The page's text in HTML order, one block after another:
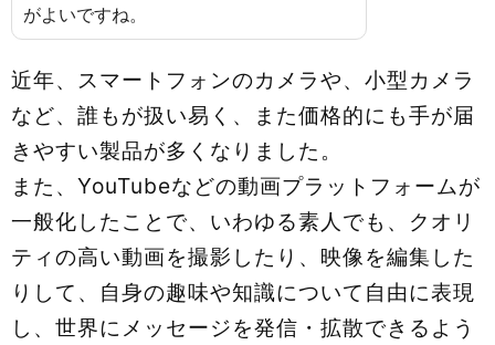
がよいですね。
近年、スマートフォンのカメラや、小型カメラ
など、誰もが扱い易く、また価格的にも手が届
きやすい製品が多くなりました。
また、YouTubeなどの動画プラットフォームが
一般化したことで、いわゆる素人でも、クオリ
ティの高い動画を撮影したり、映像を編集した
りして、自身の趣味や知識について自由に表現
し、世界にメッセージを発信・拡散できるよう